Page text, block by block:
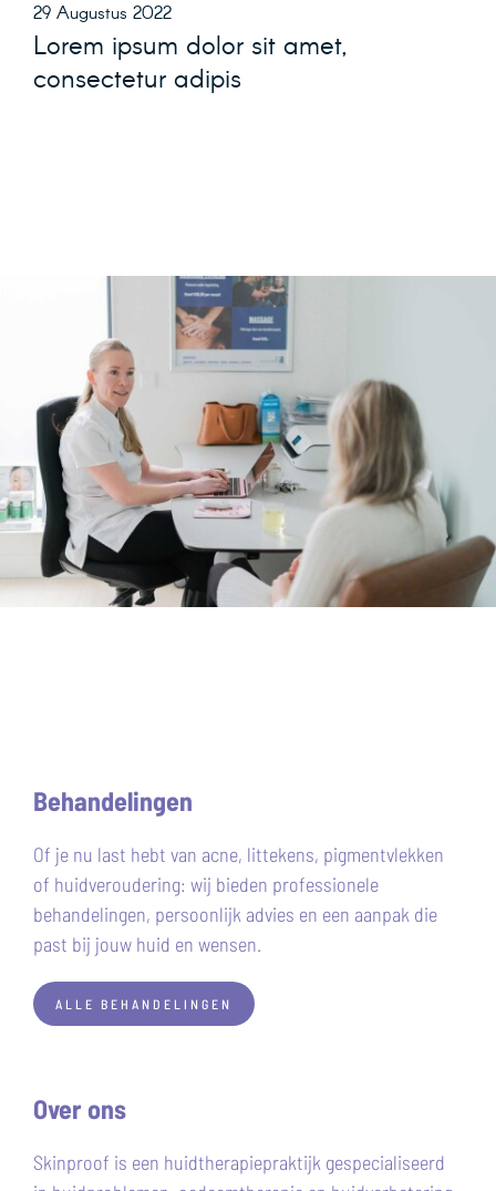
29 Augustus 2022
Lorem ipsum dolor sit amet,
consectetur adipis
Behandelingen
Of je nu last hebt van acne, littekens, pigmentvlekken
of huidveroudering: wij bieden professionele
behandelingen, persoonlijk advies en een aanpak die
past bij jouw huid en wensen.
ALLE BEHANDELINGEN
Over ons
Skinproof is een huidtherapiepraktijk gespecialiseerd